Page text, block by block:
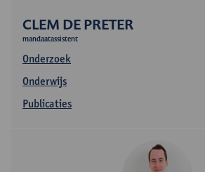
CLEM DE PRETER
mandaatassistent
Onderzoek
Onderwijs
Publicaties